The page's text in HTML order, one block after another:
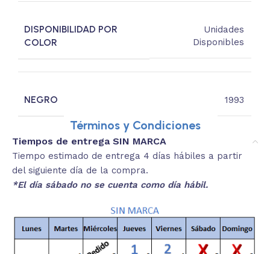
DISPONIBILIDAD POR
COLOR
Unidades
Disponibles
NEGRO 1993
Términos y Condiciones
Tiempos de entrega SIN MARCA
Tiempo estimado de entrega 4 días hábiles a partir
del siguiente día de la compra.
*El día sábado no se cuenta como día hábil.